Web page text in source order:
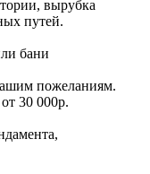
вырубка
путей.
бани
пожеланиям.
30 000р.